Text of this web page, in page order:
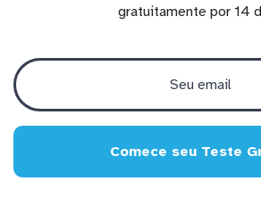
gratuitamente por 14
Comece seu Teste